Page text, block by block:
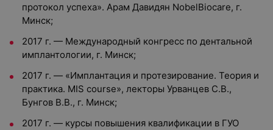
протокол успеха». Арам Давидян NobelBiocare, г.
Минск;
2017 г. — Международный конгресс по дентальной
имплантологии, г. Минск;
2017 г. — «Имплантация и протезирование. Теория и
практика. MIS course», лекторы Урванцев С.В.,
Бунгов В.В., г. Минск;
2017 г. — курсы повышения квалификации в ГУО